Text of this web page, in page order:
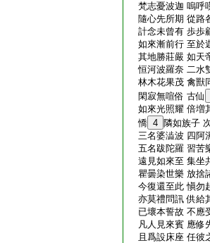
梵志憂波迦 嗚呼
隨心先所期 從路
計念未曾有 歩歩
如來漸前行 至於
其地勝莊嚴 如天
恒河波羅奈 二水
林木花果茂 禽獸
閑寂無喧俗 古仙
如來光照耀 倍増
憍 4 隣如族子
三名婆澁波 四阿
五名跋陀羅 習苦
遠見如來至 集坐
瞿曇染世樂 放捨
今復還至此 愼勿
亦莫禮問訊 供給
已壞本誓故 不應
凡人見來賓 應修
且爲設床座 任彼